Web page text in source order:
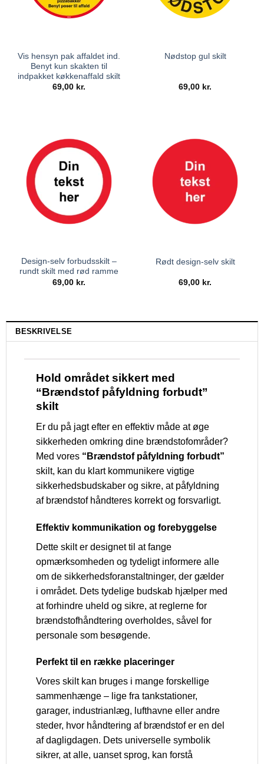
Vis hensyn pak affaldet ind.
Benyt kun skakten til
indpakket køkkenaffald skilt
69,00 kr.
Nødstop gul skilt
69,00 kr.
Design-selv forbudsskilt –
rundt skilt med rød ramme
69,00 kr.
Rødt design-selv skilt
69,00 kr.
BESKRIVELSE
Hold området sikkert med
“Brændstof påfyldning forbudt”
skilt
Er du på jagt efter en effektiv måde at øge
sikkerheden omkring dine brændstofområder?
Med vores “Brændstof påfyldning forbudt”
skilt, kan du klart kommunikere vigtige
sikkerhedsbudskaber og sikre, at påfyldning
af brændstof håndteres korrekt og forsvarligt.
Effektiv kommunikation og forebyggelse
Dette skilt er designet til at fange
opmærksomheden og tydeligt informere alle
om de sikkerhedsforanstaltninger, der gælder
i området. Dets tydelige budskab hjælper med
at forhindre uheld og sikre, at reglerne for
brændstofhåndtering overholdes, såvel for
personale som besøgende.
Perfekt til en række placeringer
Vores skilt kan bruges i mange forskellige
sammenhænge – lige fra tankstationer,
garager, industrianlæg, lufthavne eller andre
steder, hvor håndtering af brændstof er en del
af dagligdagen. Dets universelle symbolik
sikrer, at alle, uanset sprog, kan forstå